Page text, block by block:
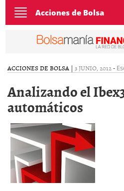
Toggle
navigation
Acciones de Bolsa
ACCIONES DE BOLSA | 3 JUNIO, 2012-
Analizando el
automáticos